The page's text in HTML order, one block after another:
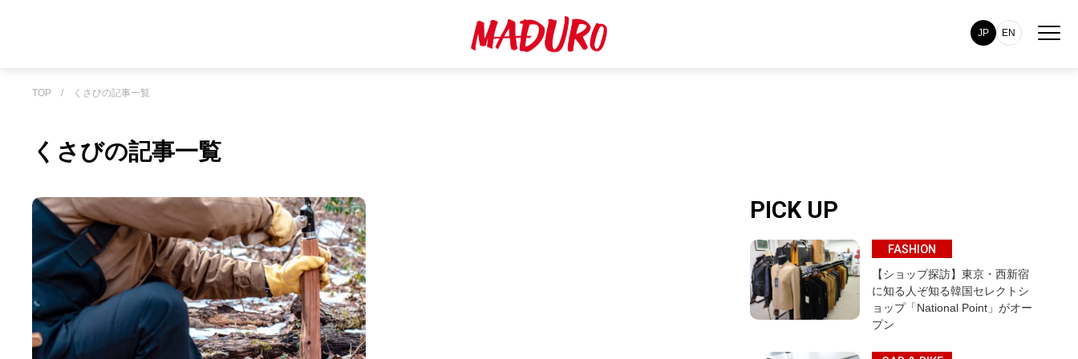
JP EN
TOP / くさびの記事一覧
くさびの記事一覧
PICK UP
FASHION
【ショップ探訪】東京・西新宿
に知る人ぞ知る韓国セレクトシ
ョップ「National Point」がオー
プン